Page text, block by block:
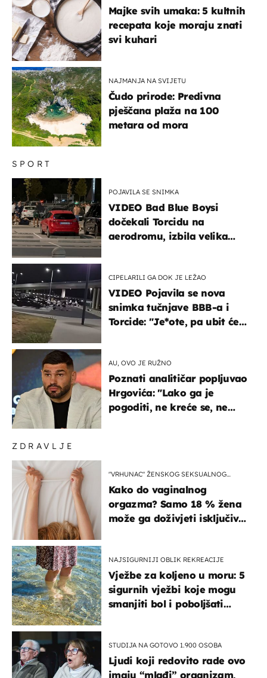
ZDRAVLJE
"VRHUNAC" ŽENSKOG SEKSUALNOG
Kako do vaginalnog
orgazma? Samo 18 % žena
može ga doživjeti isključivo
NAJSIGURNIJI OBLIK REKREACIJE
Vježbe za koljeno u moru: 5
sigurnih vježbi koje mogu
smanjiti bol i poboljšati
STUDIJA NA GOTOVO 1.900 OSOBA
Ljudi koji redovito rade ovo
imaju “mlađi” organizam,
SPORT
POJAVILA SE SNIMKA
VIDEO Bad Blue Boysi
dočekali Torcidu na
aerodromu, izbila velika
CIPELARILI GA DOK JE LEŽAO
VIDEO Pojavila se nova
snimka tučnjave BBB-a i
Torcide: "Je*ote, pa ubit će
AU, OVO JE RUŽNO
Poznati analitičar popljuvao
Hrgovića: "Lako ga je
pogoditi, ne kreće se, ne
Majke svih umaka: 5 kultnih
recepata koje moraju znati
svi kuhari
NAJMANJA NA SVIJETU
Čudo prirode: Predivna
pješčana plaža na 100
metara od mora